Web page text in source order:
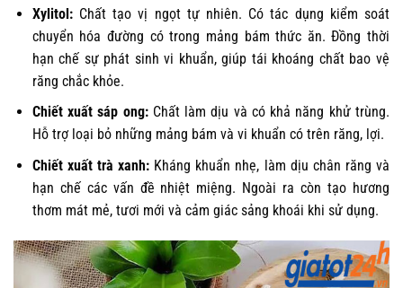
Xylitol:Chất tạo vị ngọt tự nhiên. Có tác dụng kiểm soát
chuyển hóa đường có trong mảng bám thức ăn. Đồng thời
hạn chế sự phát sinh vi khuẩn, giúp tái khoáng chất bao vệ
răng chắc khỏe.
Chiết xuất sáp ong:Chất làm dịu và có khả năng khử trùng.
Hỗ trợ loại bỏ những mảng bám và vi khuẩn có trên răng, lợi.
Chiết xuất trà xanh: Kháng khuẩn nhẹ, làm dịu chân răng và
hạn chế các vấn đề nhiệt miệng. Ngoài ra còn tạo hương
thơm mát mẻ, tươi mới và cảm giác sảng khoái khi sử dụng.